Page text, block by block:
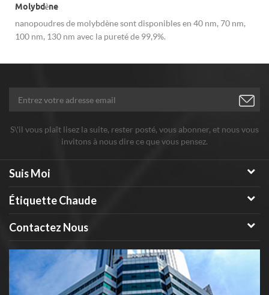
Molybdène
nanopoudres de molybdène sont disponibles en 40 nm, 70 nm,
100 nm, 130 nm avec la pureté de 99,9%.
S\'il vous plaît lisez la suite, rester posté, vous abonner, et nous vous
invitons à nous dire ce que vous pensez.
Suis Moi
Étiquette Chaude
Contactez Nous